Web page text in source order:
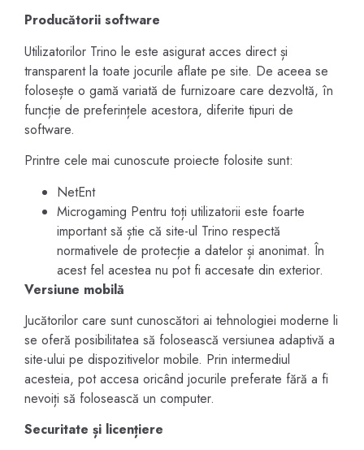
Producătorii software
Utilizatorilor Trino le este asigurat acces direct și
transparent la toate jocurile aflate pe site. De aceea se
folosește o gamă variată de furnizoare care dezvoltă, în
funcție de preferințele acestora, diferite tipuri de
software.
Printre cele mai cunoscute proiecte folosite sunt:
NetEnt
Microgaming Pentru toți utilizatorii este foarte
important să știe că site-ul Trino respectă
normativele de protecție a datelor și anonimat. În
acest fel acestea nu pot fi accesate din exterior.
Versiune mobilă
Jucătorilor care sunt cunoscători ai tehnologiei moderne li
se oferă posibilitatea să folosească versiunea adaptivă a
site-ului pe dispozitivelor mobile. Prin intermediul
acesteia, pot accesa oricând jocurile preferate fără a fi
nevoiți să folosească un computer.
Securitate și licențiere